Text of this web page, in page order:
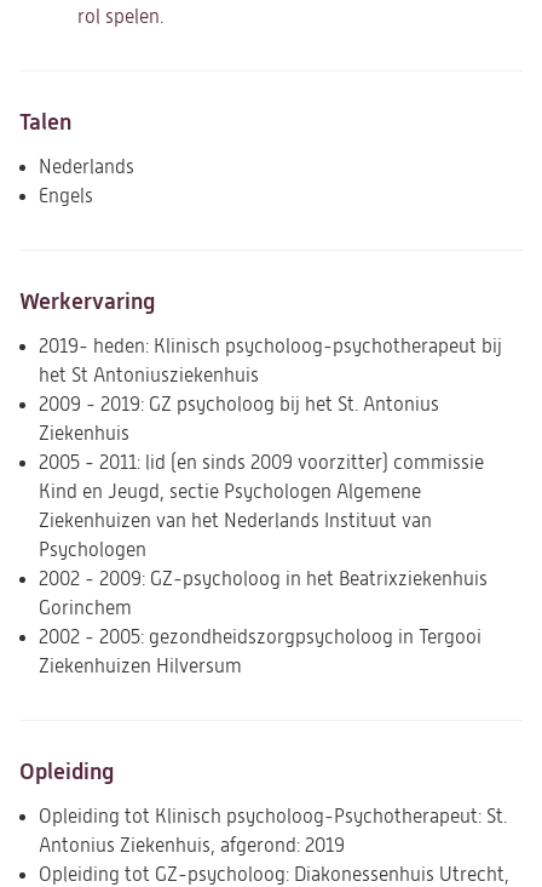
rol spelen.
Talen
Nederlands
Engels
Werkervaring
2019- heden: Klinisch psycholoog-psychotherapeut bij
het St Antoniusziekenhuis
2009 - 2019: GZ psycholoog bij het St. Antonius
Ziekenhuis
2005 - 2011: lid (en sinds 2009 voorzitter) commissie
Kind en Jeugd, sectie Psychologen Algemene
Ziekenhuizen van het Nederlands Instituut van
Psychologen
2002 - 2009: GZ-psycholoog in het Beatrixziekenhuis
Gorinchem
2002 - 2005: gezondheidszorgpsycholoog in Tergooi
Ziekenhuizen Hilversum
Opleiding
Opleiding tot Klinisch psycholoog-Psychotherapeut: St.
Antonius Ziekenhuis, afgerond: 2019
Opleiding tot GZ-psycholoog: Diakonessenhuis Utrecht,